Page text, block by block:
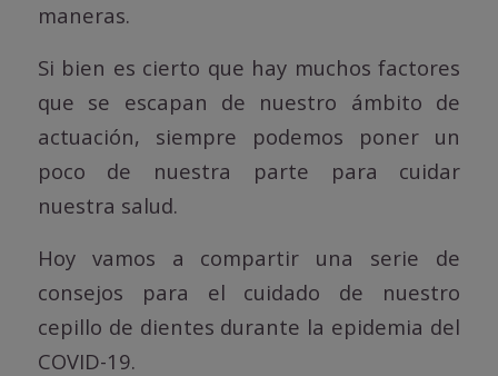
maneras.
Si bien es cierto que hay muchos factores
que se escapan de nuestro ámbito de
actuación, siempre podemos poner un
poco de nuestra parte para cuidar
nuestra salud.
Hoy vamos a compartir una serie de
consejos para el cuidado de nuestro
cepillo de dientes durante la epidemia del
COVID-19.